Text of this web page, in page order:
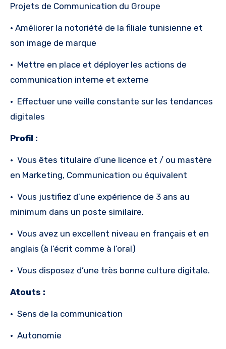
Projets de Communication du Groupe
· Améliorer la notoriété de la filiale tunisienne et
son image de marque
· Mettre en place et déployer les actions de
communication interne et externe
· Effectuer une veille constante sur les tendances
digitales
Profil :
· Vous êtes titulaire d’une licence et / ou mastère
en Marketing, Communication ou équivalent
· Vous justifiez d’une expérience de 3 ans au
minimum dans un poste similaire.
· Vous avez un excellent niveau en français et en
anglais (à l’écrit comme à l’oral)
· Vous disposez d’une très bonne culture digitale.
Atouts :
· Sens de la communication
· Autonomie